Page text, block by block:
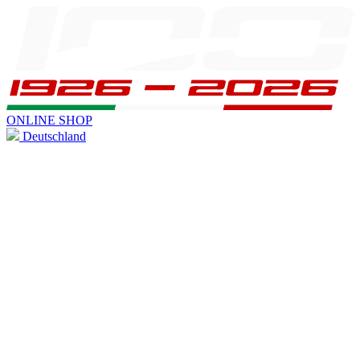
ONLINE SHOP
Deutschland